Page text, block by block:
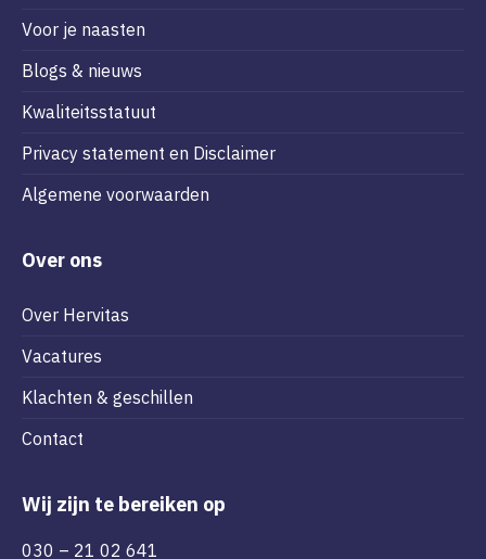
Voor je naasten
Blogs & nieuws
Kwaliteitsstatuut
Privacy statement en Disclaimer
Algemene voorwaarden
Over ons
Over Hervitas
Vacatures
Klachten & geschillen
Contact
Wij zijn te bereiken op
030 – 21 02 641